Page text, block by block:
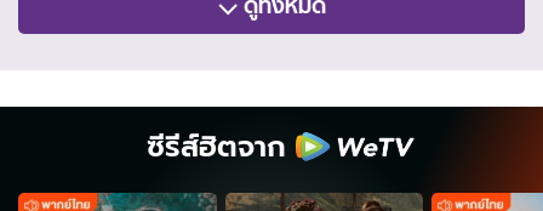
ดูทั้งหมด
ซีรีส์ฮิตจาก